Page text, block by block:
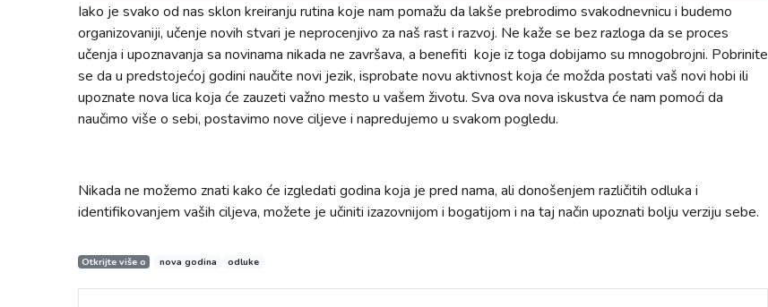
Iako je svako od nas sklon kreiranju rutina koje nam pomažu da lakše prebrodimo svakodnevnicu i budemo
organizovaniji, učenje novih stvari je neprocenjivo za naš rast i razvoj. Ne kaže se bez razloga da se proces
učenja i upoznavanja sa novinama nikada ne završava, a benefiti koje iz toga dobijamo su mnogobrojni. Pobrinite
se da u predstojećoj godini naučite novi jezik, isprobate novu aktivnost koja će možda postati vaš novi hobi ili
upoznate nova lica koja će zauzeti važno mesto u vašem životu. Sva ova nova iskustva će nam pomoći da
naučimo više o sebi, postavimo nove ciljeve i napredujemo u svakom pogledu.
Nikada ne možemo znati kako će izgledati godina koja je pred nama, ali donošenjem različitih odluka i
identifikovanjem vaših ciljeva, možete je učiniti izazovnijom i bogatijom i na taj način upoznati bolju verziju sebe.
Otkrijte više o nova godina odluke